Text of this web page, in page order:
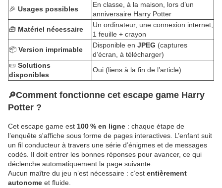
🎉 Usages possibles
En classe, à la maison, lors d’un
anniversaire Harry Potter
🧰 Matériel nécessaire
Un ordinateur, une connexion internet,
1 feuille + crayon
📦 Version imprimable
Disponible en JPEG (captures
d’écran, à télécharger)
📜 Solutions
disponibles
Oui (liens à la fin de l’article)
🔎Comment fonctionne cet escape game Harry
Potter ?
Cet escape game est 100 % en ligne : chaque étape de
l’enquête s'affiche sous forme de pages interactives. L’enfant suit
un fil conducteur à travers une série d’énigmes et de messages
codés. Il doit entrer les bonnes réponses pour avancer, ce qui
déclenche automatiquement la page suivante.
Aucun maître du jeu n’est nécessaire : c’est entièrement
autonome et fluide.